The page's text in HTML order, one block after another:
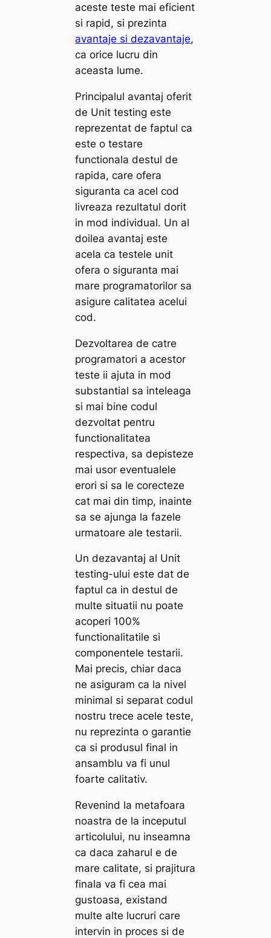
aceste teste mai eficient
si rapid, si prezinta
avantaje si dezavantaje,
ca orice lucru din
aceasta lume.
Principalul avantaj oferit
de Unit testing este
reprezentat de faptul ca
este o testare
functionala destul de
rapida, care ofera
siguranta ca acel cod
livreaza rezultatul dorit
in mod individual. Un al
doilea avantaj este
acela ca testele unit
ofera o siguranta mai
mare programatorilor sa
asigure calitatea acelui
cod.
Dezvoltarea de catre
programatori a acestor
teste ii ajuta in mod
substantial sa inteleaga
si mai bine codul
dezvoltat pentru
functionalitatea
respectiva, sa depisteze
mai usor eventualele
erori si sa le corecteze
cat mai din timp, inainte
sa se ajunga la fazele
urmatoare ale testarii.
Un dezavantaj al Unit
testing-ului este dat de
faptul ca in destul de
multe situatii nu poate
acoperi 100%
functionalitatile si
componentele testarii.
Mai precis, chiar daca
ne asiguram ca la nivel
minimal si separat codul
nostru trece acele teste,
nu reprezinta o garantie
ca si produsul final in
ansamblu va fi unul
foarte calitativ.
Revenind la metafoara
noastra de la inceputul
articolului, nu inseamna
ca daca zaharul e de
mare calitate, si prajitura
finala va fi cea mai
gustoasa, existand
multe alte lucruri care
intervin in proces si de